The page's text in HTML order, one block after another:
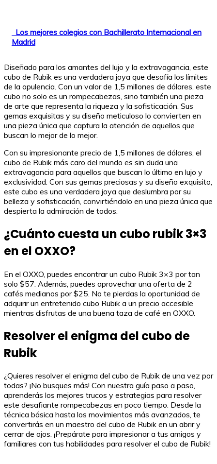
Los mejores colegios con Bachillerato Internacional en
Madrid
Diseñado para los amantes del lujo y la extravagancia, este
cubo de Rubik es una verdadera joya que desafía los límites
de la opulencia. Con un valor de 1,5 millones de dólares, este
cubo no solo es un rompecabezas, sino también una pieza
de arte que representa la riqueza y la sofisticación. Sus
gemas exquisitas y su diseño meticuloso lo convierten en
una pieza única que captura la atención de aquellos que
buscan lo mejor de lo mejor.
Con su impresionante precio de 1,5 millones de dólares, el
cubo de Rubik más caro del mundo es sin duda una
extravagancia para aquellos que buscan lo último en lujo y
exclusividad. Con sus gemas preciosas y su diseño exquisito,
este cubo es una verdadera joya que deslumbra por su
belleza y sofisticación, convirtiéndolo en una pieza única que
despierta la admiración de todos.
¿Cuánto cuesta un cubo rubik 3×3
en el OXXO?
En el OXXO, puedes encontrar un cubo Rubik 3×3 por tan
solo $57. Además, puedes aprovechar una oferta de 2
cafés medianos por $25. No te pierdas la oportunidad de
adquirir un entretenido cubo Rubik a un precio accesible
mientras disfrutas de una buena taza de café en OXXO.
Resolver el enigma del cubo de
Rubik
¿Quieres resolver el enigma del cubo de Rubik de una vez por
todas? ¡No busques más! Con nuestra guía paso a paso,
aprenderás los mejores trucos y estrategias para resolver
este desafiante rompecabezas en poco tiempo. Desde la
técnica básica hasta los movimientos más avanzados, te
convertirás en un maestro del cubo de Rubik en un abrir y
cerrar de ojos. ¡Prepárate para impresionar a tus amigos y
familiares con tus habilidades para resolver el cubo de Rubik!